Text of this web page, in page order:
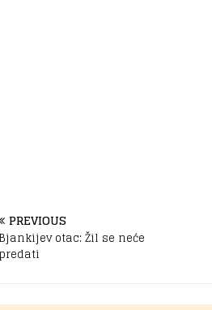
PREVIOUS
Bjankijev otac: Žil se neće
predati